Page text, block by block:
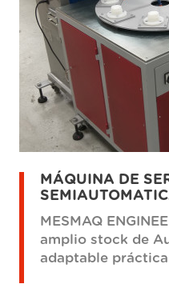
MÁQUINA DE
MESMAQ
amplio stock de
adaptable